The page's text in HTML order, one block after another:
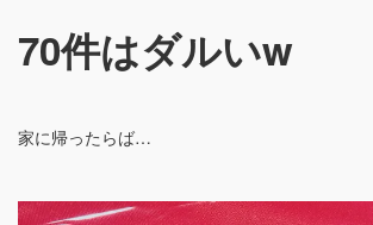
70件はダルいw
家に帰ったらば…